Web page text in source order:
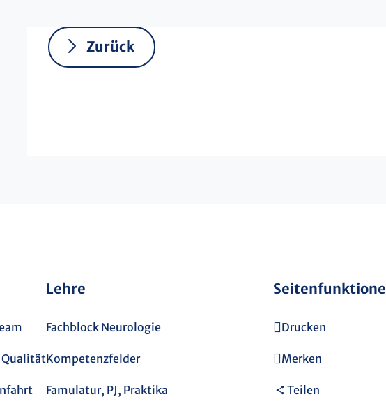
Zurück
Lehre
Fachblock Neurologie
Kompetenzfelder
Famulatur, PJ, Praktika
Drucken
Merken
Teilen